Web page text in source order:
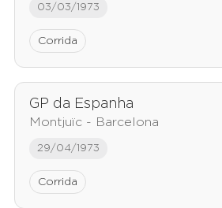
03/03/1973
Corrida
GP da Espanha
Montjuïc - Barcelona
29/04/1973
Corrida